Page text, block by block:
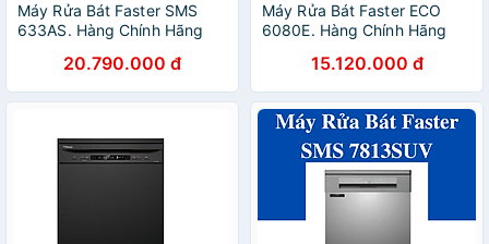
Máy Rửa Bát Faster SMS
633AS. Hàng Chính Hãng
20.790.000 đ
Máy Rửa Bát Faster ECO
6080E. Hàng Chính Hãng
15.120.000 đ